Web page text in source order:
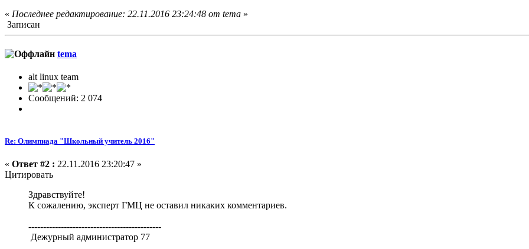
« Последнее редактирование: 22.11.2016 23:24:48 от tema »
Записан
tema
alt linux team
Сообщений: 2 074
Re: Олимпиада "Школьный учитель 2016"
« Ответ #2 : 22.11.2016 23:20:47 »
Цитировать
Здравствуйте!
К сожалению, эксперт ГМЦ не оставил никаких комментариев.
---------------------------------------------
Дежурный администратор 77